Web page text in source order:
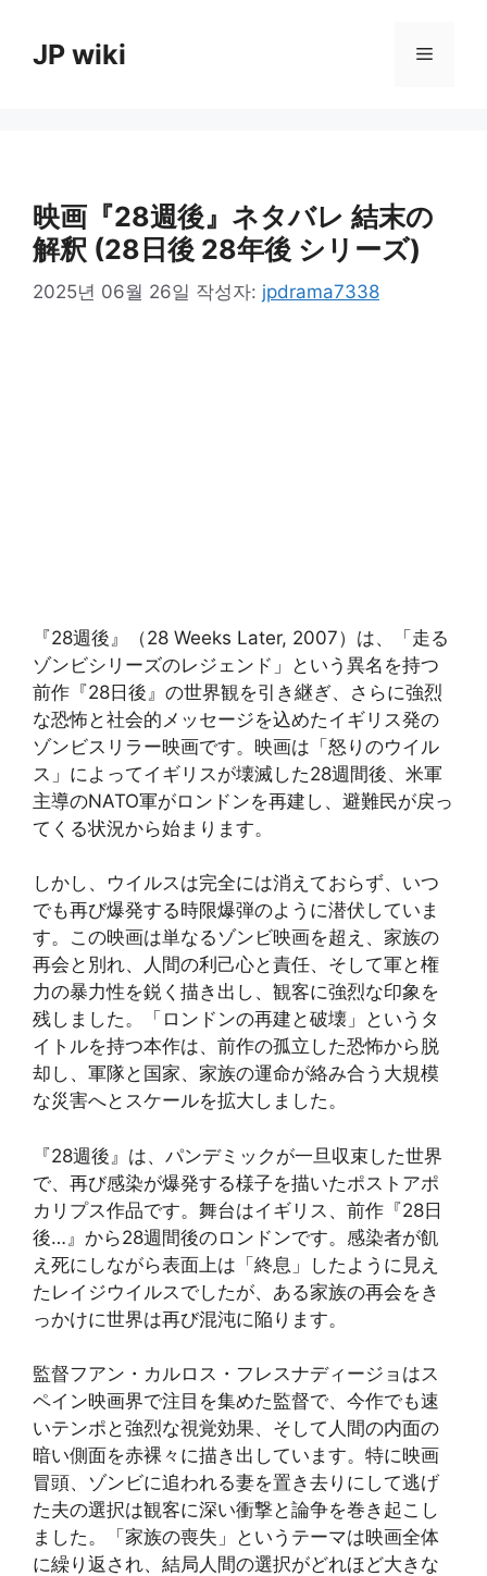
JP wiki 메
映画『28週後』ネタバレ 結末の
解釈 (28日後 28年後 シリーズ)
2025년 06월 26일 작성자: jpdrama7338
『28週後』（28 Weeks Later, 2007）は、「走る
ゾンビシリーズのレジェンド」という異名を持つ
前作『28日後』の世界観を引き継ぎ、さらに強烈
な恐怖と社会的メッセージを込めたイギリス発の
ゾンビスリラー映画です。映画は「怒りのウイル
ス」によってイギリスが壊滅した28週間後、米軍
主導のNATO軍がロンドンを再建し、避難民が戻っ
てくる状況から始まります。
しかし、ウイルスは完全には消えておらず、いつ
でも再び爆発する時限爆弾のように潜伏していま
す。この映画は単なるゾンビ映画を超え、家族の
再会と別れ、人間の利己心と責任、そして軍と権
力の暴力性を鋭く描き出し、観客に強烈な印象を
残しました。「ロンドンの再建と破壊」というタ
イトルを持つ本作は、前作の孤立した恐怖から脱
却し、軍隊と国家、家族の運命が絡み合う大規模
な災害へとスケールを拡大しました。
『28週後』は、パンデミックが一旦収束した世界
で、再び感染が爆発する様子を描いたポストアポ
カリプス作品です。舞台はイギリス、前作『28日
後…』から28週間後のロンドンです。感染者が飢
え死にしながら表面上は「終息」したように見え
たレイジウイルスでしたが、ある家族の再会をき
っかけに世界は再び混沌に陥ります。
監督フアン・カルロス・フレスナディージョはス
ペイン映画界で注目を集めた監督で、今作でも速
いテンポと強烈な視覚効果、そして人間の内面の
暗い側面を赤裸々に描き出しています。特に映画
冒頭、ゾンビに追われる妻を置き去りにして逃げ
た夫の選択は観客に深い衝撃と論争を巻き起こし
ました。「家族の喪失」というテーマは映画全体
に繰り返され、結局人間の選択がどれほど大きな